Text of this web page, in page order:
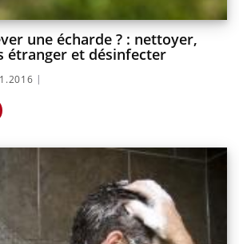
une écharde ? : nettoyer,
étranger et désinfecter
|